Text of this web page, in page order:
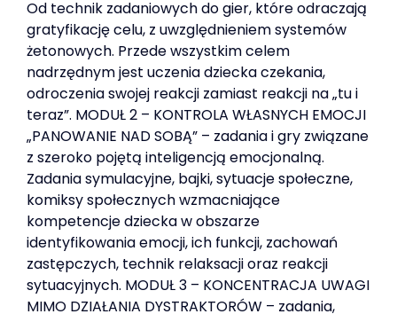
Od technik zadaniowych do gier, które odraczają
gratyfikację celu, z uwzględnieniem systemów
żetonowych. Przede wszystkim celem
nadrzędnym jest uczenia dziecka czekania,
odroczenia swojej reakcji zamiast reakcji na „tu i
teraz”. MODUŁ 2 – KONTROLA WŁASNYCH EMOCJI
„PANOWANIE NAD SOBĄ” – zadania i gry związane
z szeroko pojętą inteligencją emocjonalną.
Zadania symulacyjne, bajki, sytuacje społeczne,
komiksy społecznych wzmacniające
kompetencje dziecka w obszarze
identyfikowania emocji, ich funkcji, zachowań
zastępczych, technik relaksacji oraz reakcji
sytuacyjnych. MODUŁ 3 – KONCENTRACJA UWAGI
MIMO DZIAŁANIA DYSTRAKTORÓW – zadania,